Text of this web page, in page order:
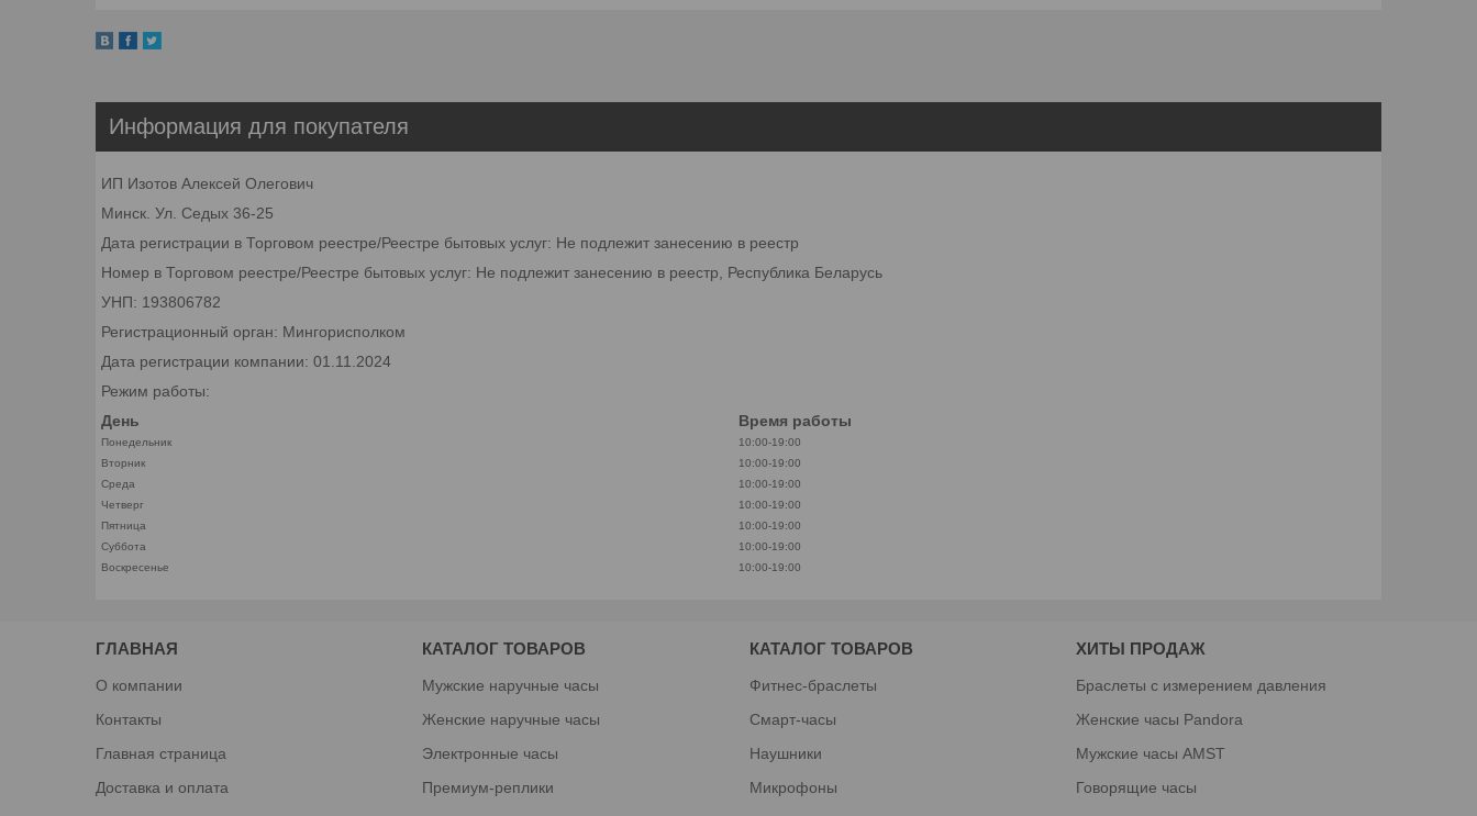
Информация для покупателя
ИП Изотов Алексей Олегович
Минск. Ул. Седых 36-25
Дата регистрации в Торговом реестре/Реестре бытовых услуг: Не подлежит занесению в реестр
Номер в Торговом реестре/Реестре бытовых услуг: Не подлежит занесению в реестр, Республика Беларусь
УНП: 193806782
Регистрационный орган: Мингорисполком
Дата регистрации компании: 01.11.2024
Режим работы:
День
Время работы
Понедельник
10:00-19:00
Вторник
10:00-19:00
Среда
10:00-19:00
Четверг
10:00-19:00
Пятница
10:00-19:00
Суббота
10:00-19:00
Воскресенье
10:00-19:00
ГЛАВНАЯ
О компании
Контакты
Главная страница
Доставка и оплата
КАТАЛОГ ТОВАРОВ
Мужские наручные часы
Женские наручные часы
Электронные часы
Премиум-реплики
КАТАЛОГ ТОВАРОВ
Фитнес-браслеты
Смарт-часы
Наушники
Микрофоны
ХИТЫ ПРОДАЖ
Браслеты с измерением давления
Женские часы Pandora
Мужские часы AMST
Говорящие часы